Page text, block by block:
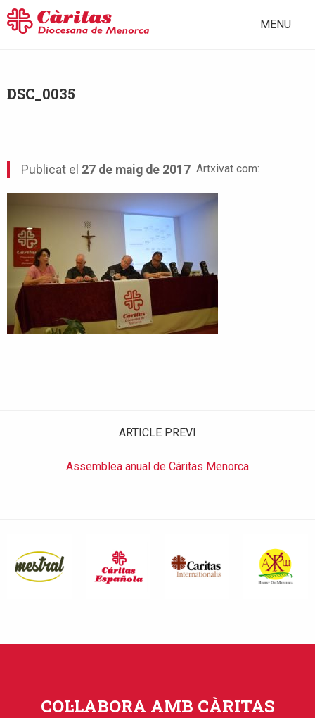
MENU
DSC_0035
Publicat el 27 de maig de 2017 Artxivat com:
ARTICLE PREVI
Assemblea anual de Cáritas Menorca
COL·LABORA AMB CÀRITAS